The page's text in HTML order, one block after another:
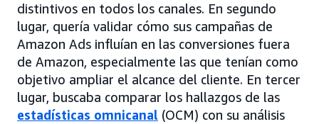
distintivos en todos los canales. En segundo
lugar, quería validar cómo sus campañas de
Amazon Ads influían en las conversiones fuera
de Amazon, especialmente las que tenían como
objetivo ampliar el alcance del cliente. En tercer
lugar, buscaba comparar los hallazgos de las
estadísticas omnicanal (OCM) con su análisis